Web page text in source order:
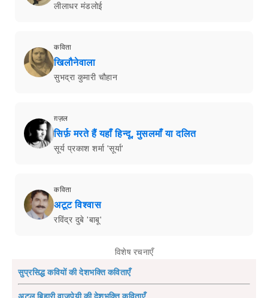
लीलाधर मंडलोई
कविता
खिलौनेवाला
सुभद्रा कुमारी चौहान
ग़ज़ल
सिर्फ़ मरते हैं यहाँ हिन्दू, मुसलमाँ या दलित
सूर्य प्रकाश शर्मा 'सूर्या'
कविता
अटूट विश्वास
रविंद्र दुबे 'बाबू'
विशेष रचनाएँ
सुप्रसिद्ध कवियों की देशभक्ति कविताएँ